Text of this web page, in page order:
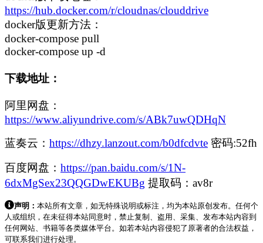
https://hub.docker.com/r/cloudnas/clouddrive
docker版更新方法：
docker-compose pull
docker-compose up -d
下载地址：
阿里网盘：
https://www.aliyundrive.com/s/ABk7uwQDHqN
蓝奏云： https://dhzy.lanzout.com/b0dfcdvte 密码:52fh
百度网盘： https://pan.baidu.com/s/1N-
6dxMgSex23QQGDwEKUBg 提取码：av8r
声明： 本站所有文章，如无特殊说明或标注，均为本站原创发布。任何个
人或组织，在未征得本站同意时，禁止复制、盗用、采集、发布本站内容到
任何网站、书籍等各类媒体平台。如若本站内容侵犯了原著者的合法权益，
可联系我们进行处理。